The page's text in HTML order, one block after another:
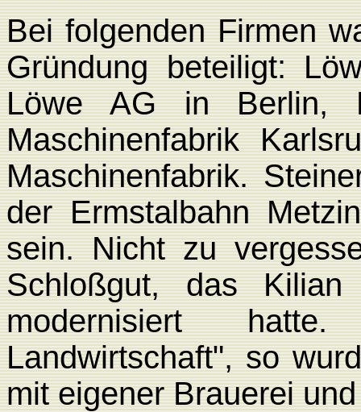
Bei folgenden Firmen
Gründung beteiligt:
Löwe AG in Berlin,
Maschinenfabrik
Maschinenfabrik.
der Ermstalbahn
sein. Nicht zu
Schloßgut, das
modernisiert
Landwirtschaft", so
mit eigener Brauerei